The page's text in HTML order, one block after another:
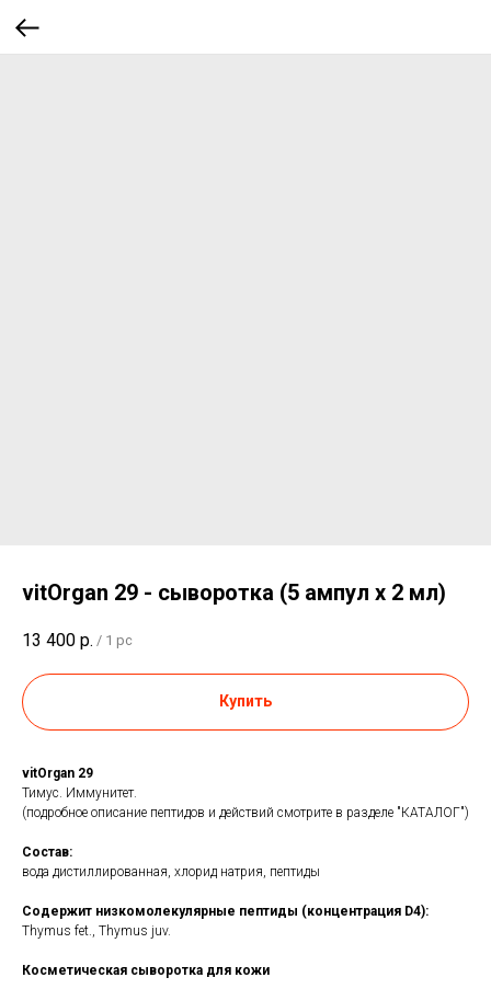
vitOrgan 29 - сыворотка (5 ампул x 2 мл)
13 400 р. / 1 pc
Купить
vitOrgan 29
Тимус. Иммунитет.
(подробное описание пептидов и действий смотрите в разделе "КАТАЛОГ")
Состав:
вода дистиллированная, хлорид натрия, пептиды
Содержит низкомолекулярные пептиды (концентрация D4):
Thymus fet., Thymus juv.
Косметическая сыворотка для кожи